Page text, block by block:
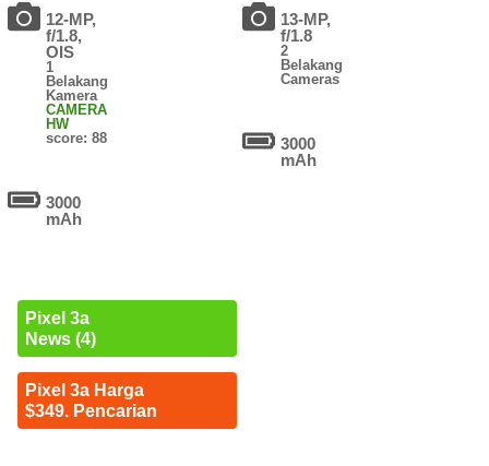
12-MP,
f/1.8,
OIS
1
Belakang
Kamera
CAMERA
HW
score: 88
3000
mAh
Pixel 3a
News (4)
Pixel 3a Harga
$349. Pencarian
13-MP,
f/1.8
2
Belakang
Cameras
3000
mAh